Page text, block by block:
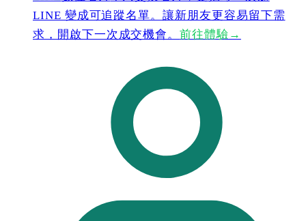
LINE 變成可追蹤名單。讓新朋友更容易留下需
求，開啟下一次成交機會。前往體驗 →